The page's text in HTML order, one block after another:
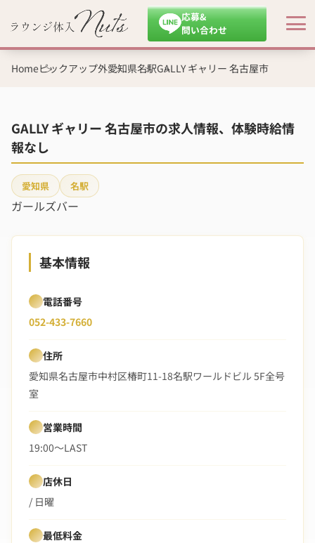
応募&
問い合わせ
Homeピックアップ外愛知県名駅GALLY ギャリー 名古屋市
GALLY ギャリー 名古屋市の求人情報、体験時給情
報なし
愛知県 名駅
ガールズバー
基本情報
電話番号
052-433-7660
住所
愛知県名古屋市中村区椿町11-18名駅ワールドビル 5F全号
室
営業時間
19:00〜LAST
店休日
/ 日曜
最低料金